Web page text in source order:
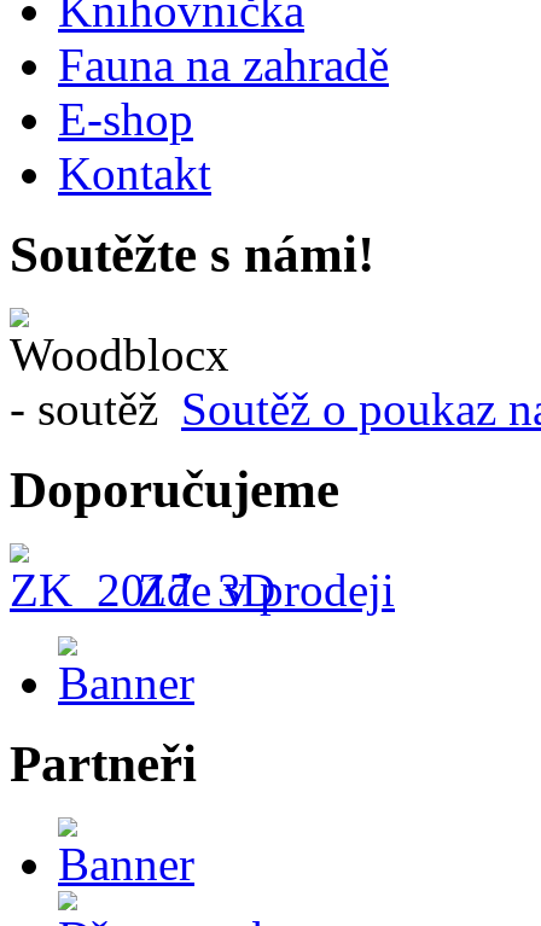
Knihovnička
Fauna na zahradě
E-shop
Kontakt
Soutěžte s námi!
Soutěž o poukaz
Doporučujeme
Zde v prodeji
Partneři